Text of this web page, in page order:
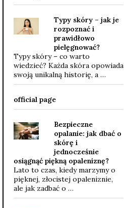
Typy skóry – jak je
rozpoznać i
prawidłowo
pielęgnować?
Typy skóry – co warto
wiedzieć? Każda skóra opowiada
swoją unikalną historię, a …
official page
Bezpieczne
opalanie: jak dbać o
skórę i
jednocześnie
osiągnąć piękną opaleniznę?
Lato to czas, kiedy marzymy o
pięknej, złocistej opaleniznie,
ale jak zadbać o …